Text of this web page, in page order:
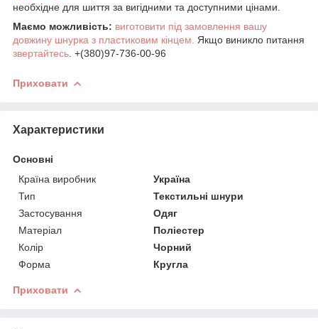
необхідне для шиття за вигідними та доступними цінами.
Маємо можливість: виготовити під замовлення вашу
довжину шнурка з пластиковим кінцем.
Якщо виникло питання
звертайтесь . +(380)97-736-00-96
Приховати
Характеристики
Основні
Країна виробник
Україна
Тип
Текстильні шнури
Застосування
Одяг
Матеріал
Поліестер
Колір
Чорний
Форма
Кругла
Приховати